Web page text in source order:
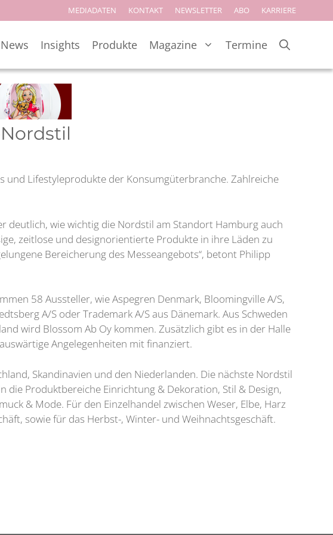
MEDIADATEN KONTAKT NEWSLETTER ABO KARRIERE
News Insights Produkte Magazine Termine
und Lifestyleprodukte der Konsumgüterbranche. Zahlreiche
deutlich, wie wichtig die Nordstil am Standort Hamburg auch
zeitlose und designorientierte Produkte in ihre Läden zu
Bereicherung des Messeangebots“, betont Philipp
58 Aussteller, wie Aspegren Denmark, Bloomingville A/S,
A/S oder Trademark A/S aus Dänemark. Aus Schweden
wird Blossom Ab Oy kommen. Zusätzlich gibt es in der Halle
Angelegenheiten mit finanziert.
Skandinavien und den Niederlanden. Die nächste Nordstil
Produktbereiche Einrichtung & Dekoration, Stil & Design,
& Mode. Für den Einzelhandel zwischen Weser, Elbe, Harz
sowie für das Herbst-, Winter- und Weihnachtsgeschäft.